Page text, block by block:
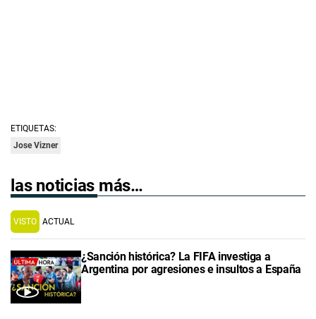
ETIQUETAS:
Jose Vizner
las noticias más…
VISTO ACTUAL
¿Sanción histórica? La FIFA investiga a
Argentina por agresiones e insultos a España